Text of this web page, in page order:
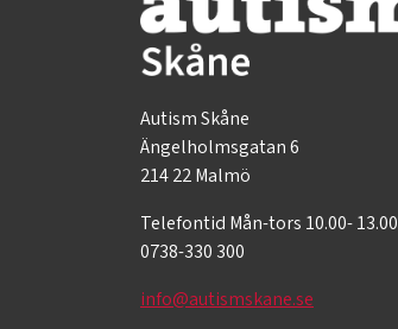
Autism Skåne
Ängelholmsgatan 6
214 22 Malmö
Telefontid Mån-tors 10.00- 13.00
0738-330 300
info@autismskane.se